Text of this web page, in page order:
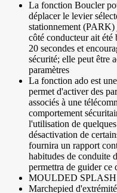
La fonction Boucler
déplacer le levier
stationnement (PARK)
côté conducteur ait été
20 secondes et
sécurité; elle peut être
paramètres
La fonction ado est
permet d'activer des
associés à une
comportement
l'utilisation de
désactivation de
fournira un rapport
habitudes de conduite
permettra de guider ce
MOULDED
Marchepied